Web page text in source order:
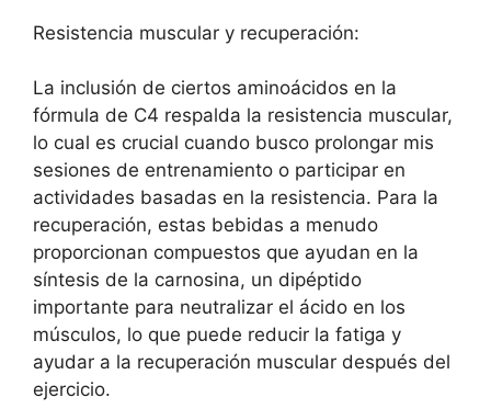
Resistencia muscular y recuperación:
La inclusión de ciertos aminoácidos en la
fórmula de C4 respalda la resistencia muscular,
lo cual es crucial cuando busco prolongar mis
sesiones de entrenamiento o participar en
actividades basadas en la resistencia. Para la
recuperación, estas bebidas a menudo
proporcionan compuestos que ayudan en la
síntesis de la carnosina, un dipéptido
importante para neutralizar el ácido en los
músculos, lo que puede reducir la fatiga y
ayudar a la recuperación muscular después del
ejercicio.